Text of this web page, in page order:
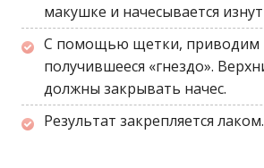
макушке и начесывается
С помощью щетки, приводим
получившееся «гнездо».
должны закрывать начес.
Результат закрепляется лаком.